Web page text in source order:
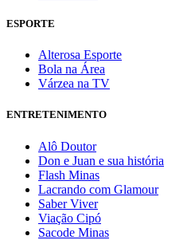
ESPORTE
Alterosa Esporte
Bola na Área
Várzea na TV
ENTRETENIMENTO
Alô Doutor
Don e Juan e sua história
Flash Minas
Lacrando com Glamour
Saber Viver
Viação Cipó
Sacode Minas